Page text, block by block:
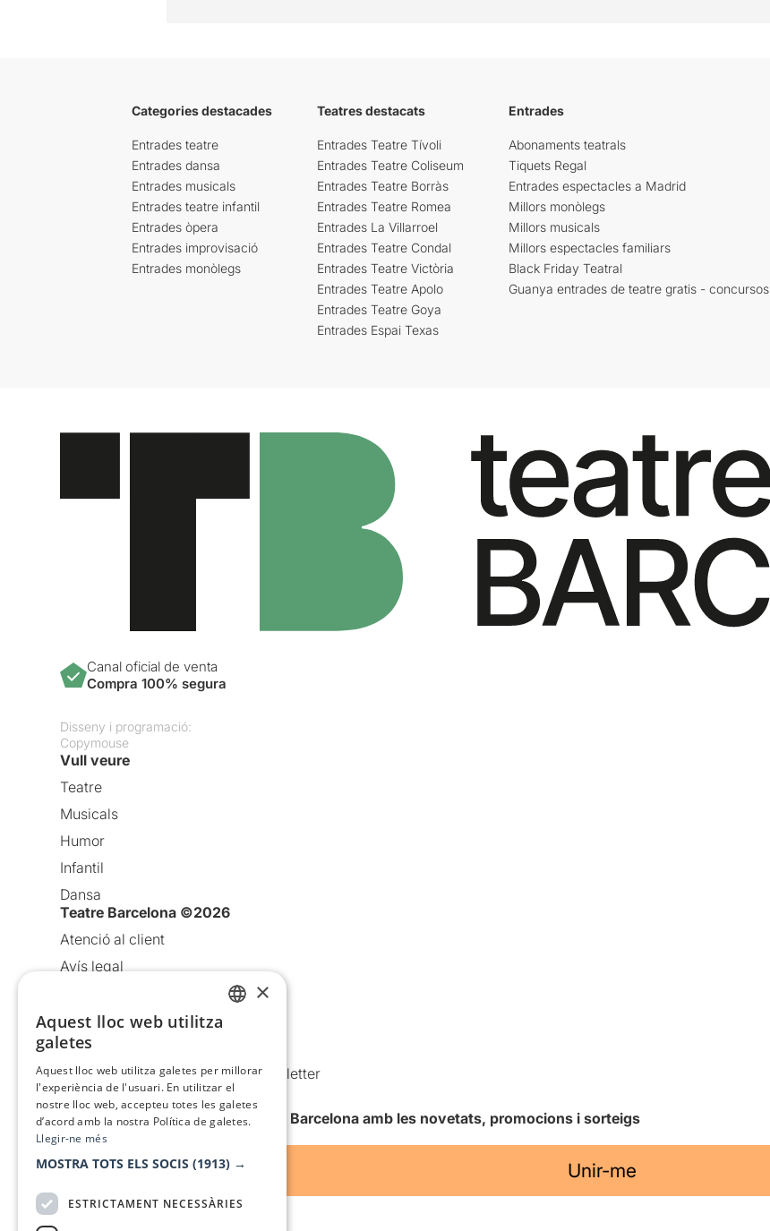
Categories destacades
Entrades teatre
Entrades dansa
Entrades musicals
Entrades teatre infantil
Entrades òpera
Entrades improvisació
Entrades monòlegs
Teatres destacats
Entrades Teatre Tívoli
Entrades Teatre Coliseum
Entrades Teatre Borràs
Entrades Teatre Romea
Entrades La Villarroel
Entrades Teatre Condal
Entrades Teatre Victòria
Entrades Teatre Apolo
Entrades Teatre Goya
Entrades Espai Texas
Entrades
Abonaments teatrals
Tiquets Regal
Entrades espectacles a Madrid
Millors monòlegs
Millors musicals
Millors espectacles familiars
Black Friday Teatral
Guanya entrades de teatre gratis - concursos
Canal oficial de venta
Compra 100% segura
Disseny i programació:
Copymouse
Vull veure
Teatre
Musicals
Humor
Infantil
Dansa
Teatre Barcelona ©2026
Atenció al client
Avís legal
Política de cookies
Condicions d’ús
Comunicacions comercials i Newsletter
Anuncia’t
Vull rebre la newsletter de Teatre Barcelona amb les novetats, promocions i sorteigs
Unir-me
×
Aquest lloc web utilitza
galetes
Aquest lloc web utilitza galetes per millorar
l'experiència de l'usuari. En utilitzar el
nostre lloc web, accepteu totes les galetes
d’acord amb la nostra Política de galetes.
Llegir-ne més
MOSTRA TOTS ELS SOCIS (1913) →
ESTRICTAMENT NECESSÀRIES